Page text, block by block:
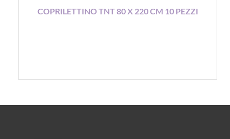
COPRILETTINO TNT 80 X 220 CM 10 PEZZI